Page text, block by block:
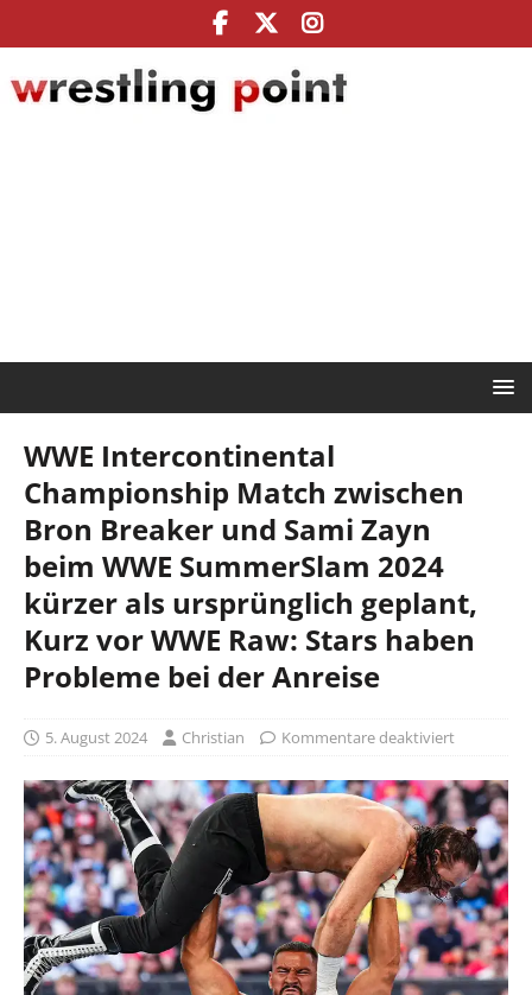
WWE Intercontinental
Championship Match zwischen
Bron Breaker und Sami Zayn
beim WWE SummerSlam 2024
kürzer als ursprünglich geplant,
Kurz vor WWE Raw: Stars haben
Probleme bei der Anreise
5. August 2024 Christian Kommentare deaktiviert